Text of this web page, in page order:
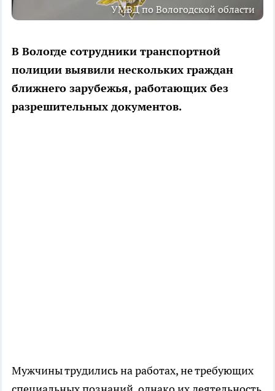
УМВД по Вологодской области
В Вологде сотрудники транспортной
полиции выявили нескольких граждан
ближнего зарубежья, работающих без
разрешительных документов.
Мужчины трудились на работах, не требующих